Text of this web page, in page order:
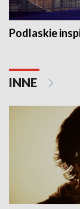
Podlaskie
INNE